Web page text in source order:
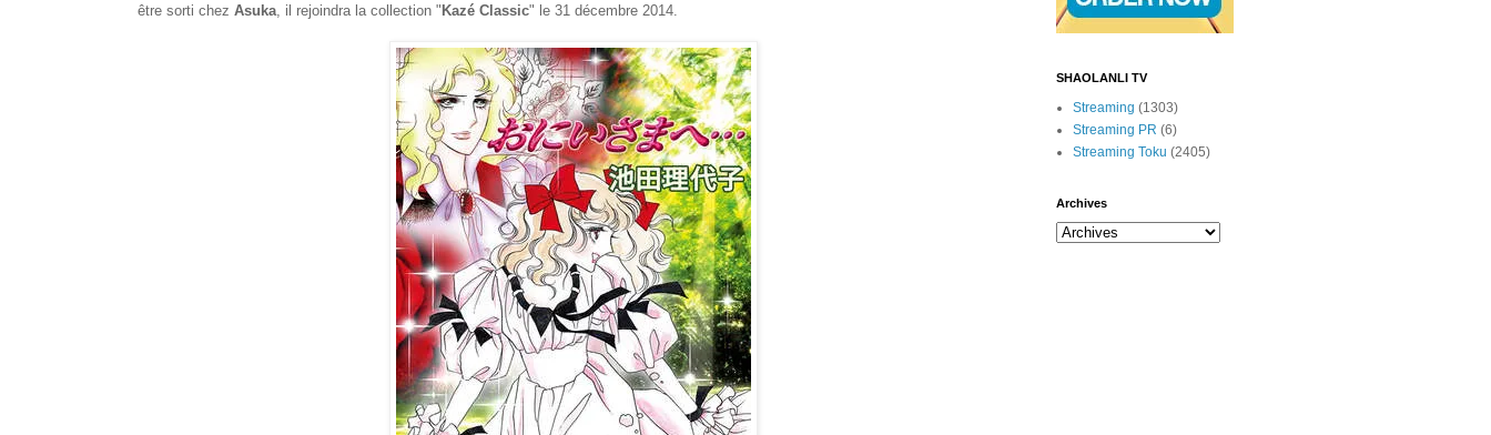
être sorti chez Asuka , il rejoindra la collection "Kazé Classic" le 31 décembre 2014.
SHAOLANLI TV
Streaming (1303)
Streaming PR (6)
Streaming Toku (2405)
Archives